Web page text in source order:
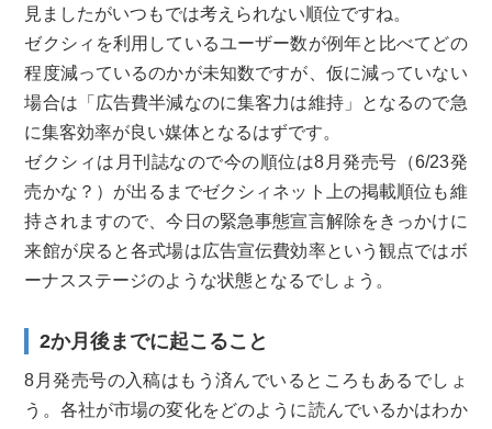
見ましたがいつもでは考えられない順位ですね。
ゼクシィを利用しているユーザー数が例年と比べてどの
程度減っているのかが未知数ですが、仮に減っていない
場合は「広告費半減なのに集客力は維持」となるので急
に集客効率が良い媒体となるはずです。
ゼクシィは月刊誌なので今の順位は8月発売号（6/23発
売かな？）が出るまでゼクシィネット上の掲載順位も維
持されますので、今日の緊急事態宣言解除をきっかけに
来館が戻ると各式場は広告宣伝費効率という観点ではボ
ーナスステージのような状態となるでしょう。
2か月後までに起こること
8月発売号の入稿はもう済んでいるところもあるでしょ
う。各社が市場の変化をどのように読んでいるかはわか